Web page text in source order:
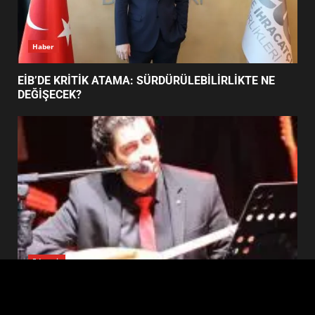
5
BALIKESİR MÜZELERİNDE SÜRE
6
BURHANİYE SATRANÇ
TURNUVASI KAYITLARI NEYİ
DEĞİŞTİRİYOR?
7
BURHANİYE BELEDİYESPOR’DA
YENİ YÖNETİM NASIL
ŞEKİLLENDİ?
Haber
EİB’DE KRİTİK ATAMA: SÜRDÜRÜLEBİLİRLİKTE NE
DEĞİŞECEK?